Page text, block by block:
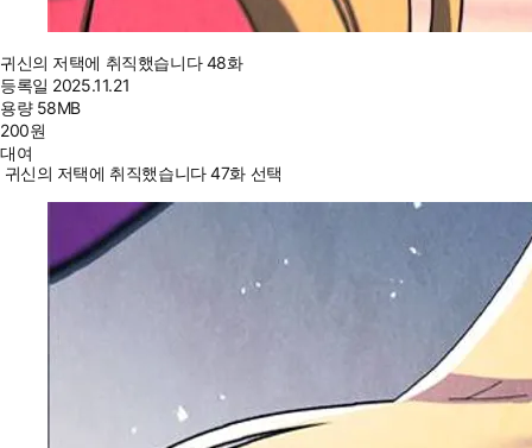
귀신의 저택에 취직했습니다 48화
등록일 2025.11.21
용량 58MB
200원
대여
귀신의 저택에 취직했습니다 47화 선택